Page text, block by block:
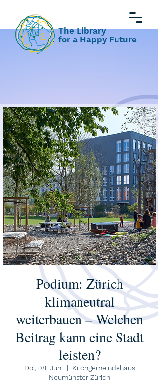
The Library
for a Happy Future
Podium: Zürich
klimaneutral
weiterbauen – Welchen
Beitrag kann eine Stadt
leisten?
Do., 08. Juni
  |
Kirchgemeindehaus
Neumünster Zürich